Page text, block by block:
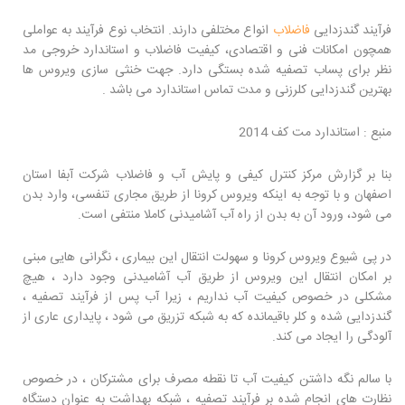
فرآیند گندزدایی فاضلاب انواع مختلفی دارند. انتخاب نوع فرآیند به عواملی
همچون امکانات فنی و اقتصادی، کیفیت فاضلاب و استاندارد خروجی مد
نظر برای پساب تصفیه شده بستگی دارد. جهت خنثی سازی ویروس ها
بهترین گندزدایی کلرزنی و مدت تماس استاندارد می باشد .
منبع : استاندارد مت کف 2014
بنا بر گزارش مرکز کنترل کیفی و پایش آب و فاضلاب شرکت آبفا استان
اصفهان و با توجه به اینکه ویروس کرونا از طریق مجاری تنفسی، وارد بدن
می شود، ورود آن به بدن از راه آب آشامیدنی کاملا منتفی است.
در پی شیوع ویروس کرونا و سهولت انتقال این بیماری ، نگرانی هایی مبنی
بر امکان انتقال این ویروس از طریق آب آشامیدنی وجود دارد ، هیچ
مشکلی در خصوص کیفیت آب نداریم ، زیرا آب پس از فرآیند تصفیه ،
گندزدایی شده و کلر باقیمانده که به شبکه تزریق می شود ، پایداری عاری از
آلودگی را ایجاد می کند.
با سالم نگه داشتن کیفیت آب تا نقطه مصرف برای مشترکان ، در خصوص
نظارت های انجام شده بر فرآیند تصفیه ، شبکه بهداشت به عنوان دستگاه